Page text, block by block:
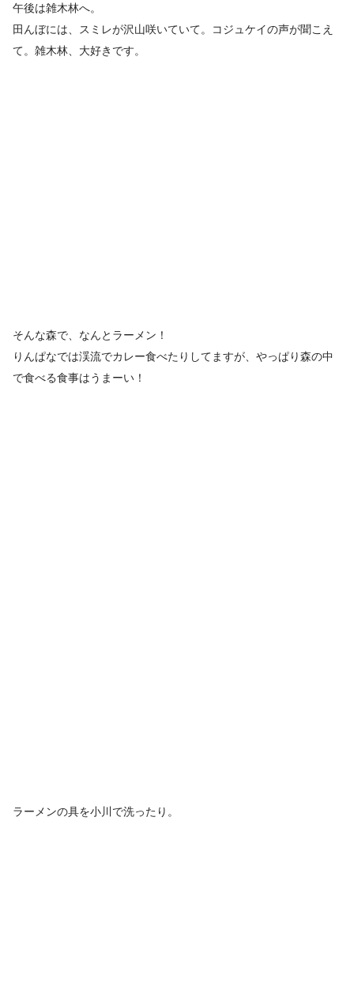
午後は雑木林へ。
田んぼには、スミレが沢山咲いていて。コジュケイの声が聞こえ
て。雑木林、大好きです。
そんな森で、なんとラーメン！
りんぱなでは渓流でカレー食べたりしてますが、やっぱり森の中
で食べる食事はうまーい！
ラーメンの具を小川で洗ったり。